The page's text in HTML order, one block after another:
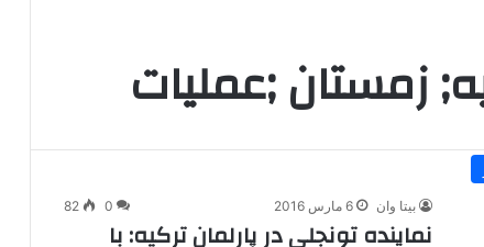
زمستان ;عملیات
بیتا وان 6 مارس 2016 0
82
نماینده تونجلی در پارلمان ترکیه: با